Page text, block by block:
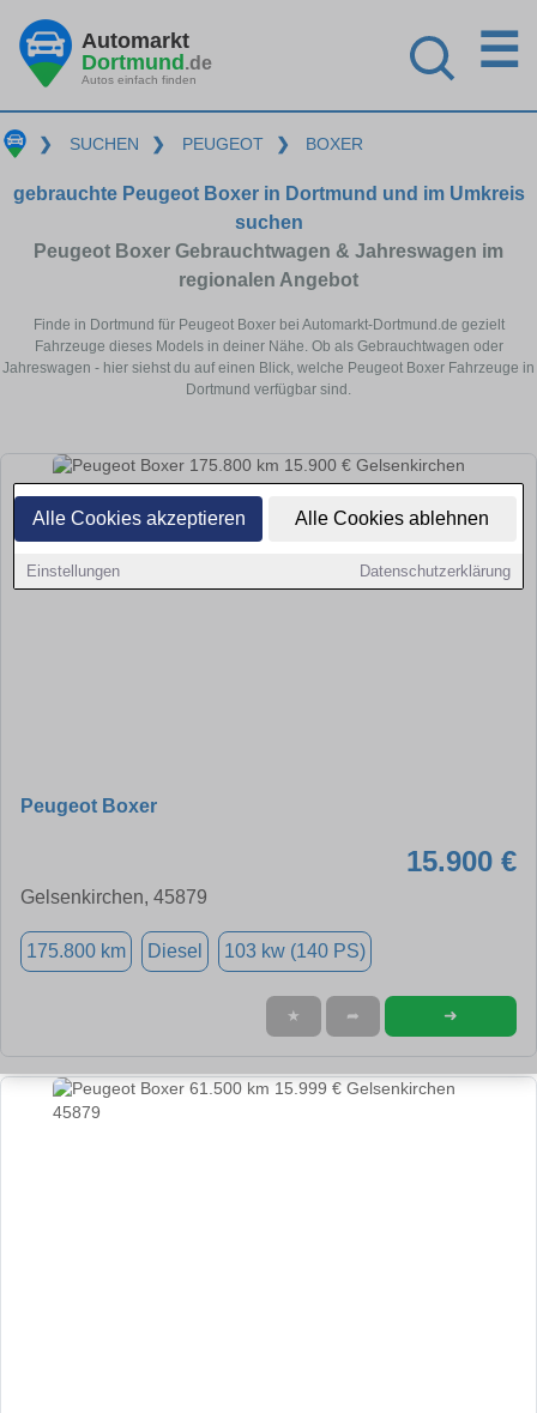
Alle Cookies akzeptieren Alle Cookies ablehnen
Einstellungen Datenschutzerklärung
Automarkt
Dortmund.de
Autos einfach finden
☰
❯ SUCHEN ❯ PEUGEOT ❯ BOXER
gebrauchte Peugeot Boxer in Dortmund und im Umkreis
suchen
Peugeot Boxer Gebrauchtwagen & Jahreswagen im
regionalen Angebot
Finde in Dortmund für Peugeot Boxer bei Automarkt-Dortmund.de gezielt
Fahrzeuge dieses Models in deiner Nähe. Ob als Gebrauchtwagen oder
Jahreswagen - hier siehst du auf einen Blick, welche Peugeot Boxer Fahrzeuge in
Dortmund verfügbar sind.
Peugeot Boxer
15.900 €
Gelsenkirchen, 45879
175.800 km Diesel 103 kw (140 PS)
★ ➦ ➜